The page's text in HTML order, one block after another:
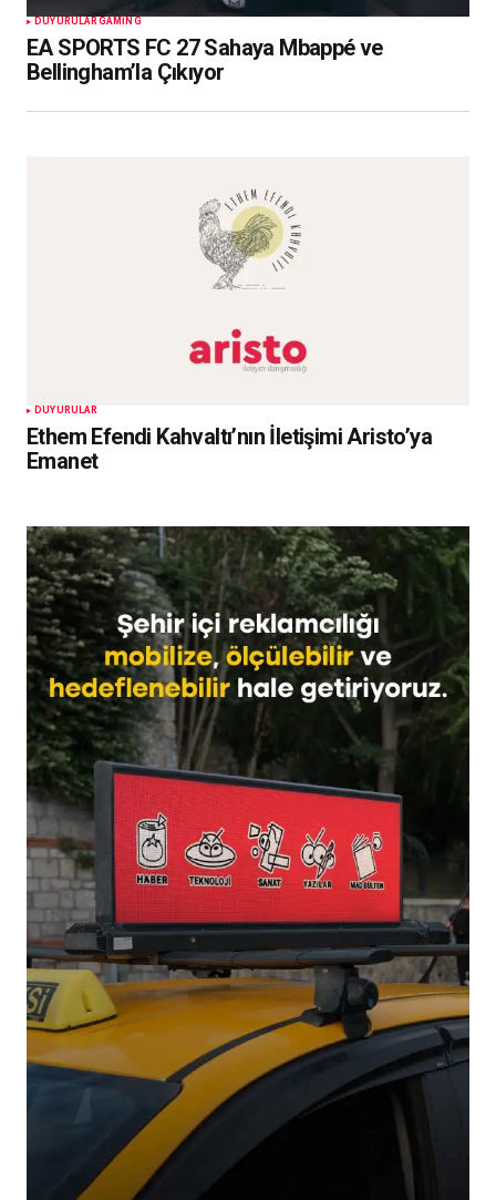
DUYURULAR GAMING
EA SPORTS FC 27 Sahaya Mbappé ve
Bellingham’la Çıkıyor
DUYURULAR
Ethem Efendi Kahvaltı’nın İletişimi Aristo’ya
Emanet